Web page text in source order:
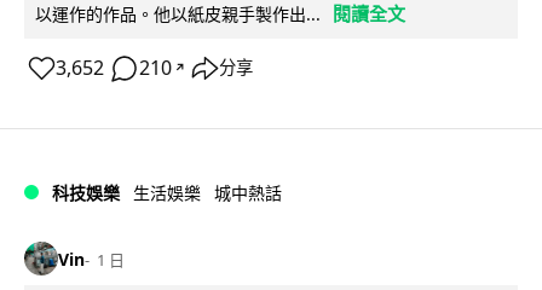
以運作的作品。他以紙皮親手製作出...
閱讀全文
3,652 210 ↗ 分享
科技娛樂 生活娛樂 城中熱話
Vin 1 日